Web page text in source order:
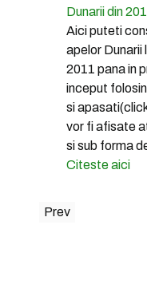
Dunarii din
Aici puteti
apelor Dunarii
2011 pana in
inceput
si
vor fi afisate
si sub forma
Citeste aici
Prev